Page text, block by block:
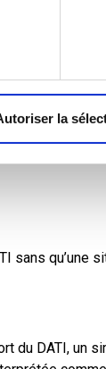
la
ils
sans
du DATI, un